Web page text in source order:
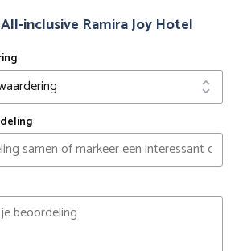
inclusive Ramira Joy Hotel